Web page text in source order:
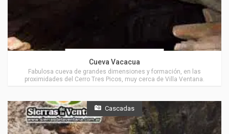
Cueva Vacacua
Fabulosa cueva de grandes dimensiones y formación, en las
proximidades del Cerro Tres Picos, muy cerca de Villa Ventana.
Cascadas